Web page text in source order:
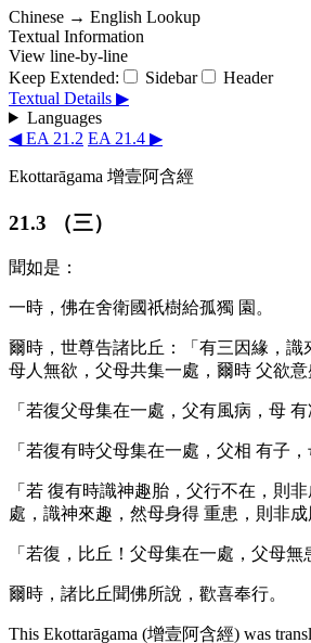
Chinese → English Lookup
Textual Information
View line-by-line
Keep Extended:
Sidebar
Header
Textual Details ▶
Languages
◀ EA 21.2 EA 21.4 ▶
Ekottarāgama 增壹阿含經
21.3 （三）
聞如是：
一時，佛在舍衛國祇樹給孤獨 園。
爾時，世尊告諸比丘：「有三因緣，識
母人無欲，父母共集一處，爾時 父欲
「若復父母集在一處，父有風病，母 有
「若復有時父母集在一處，父相 有子
「若 復有時識神趣胎，父行不在，則
處，識神來趣，然母身得 重患，則非
「若復，比丘！父母集在一處，父母無
爾時，諸比丘聞佛所說，歡喜奉行。
This Ekottarāgama (增壹阿含經) was